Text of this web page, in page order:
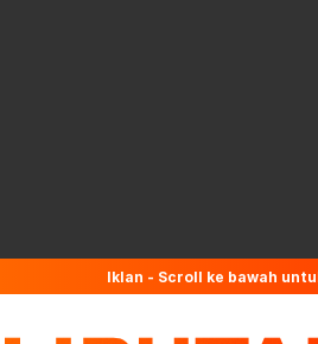
Iklan - Scroll ke bawah